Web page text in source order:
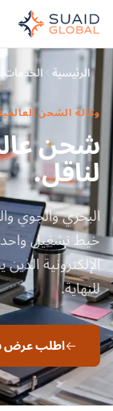
الرئيسية الخدمات
وكالة الشحن
شحن
لناقل.
البحري والجوي
خيط تشغيل واحد
الإلكترونية
للنهاية.
اطلب عرض